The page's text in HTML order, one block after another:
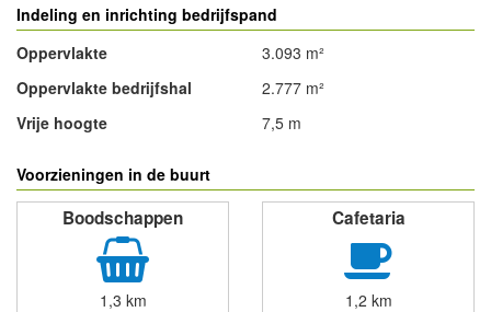
Indeling en inrichting bedrijfspand
Oppervlakte
3.093 m²
Oppervlakte bedrijfshal
2.777 m²
Vrije hoogte
7,5 m
Voorzieningen in de buurt
Boodschappen
1,3 km
Cafetaria
1,2 km